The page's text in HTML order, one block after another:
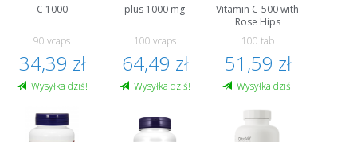
C 1000
90 vcaps
34,39 zł
Wysyłka dziś!
plus 1000 mg
100 vcaps
64,49 zł
Wysyłka dziś!
Vitamin C-500 with
Rose Hips
100 tab
51,59 zł
Wysyłka dziś!